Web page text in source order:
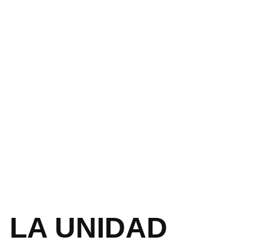
LA UNIDAD